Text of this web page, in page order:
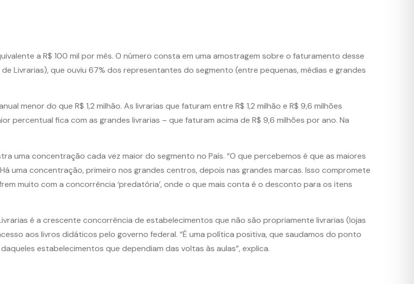
a R$ 100 mil por mês. O número consta em uma amostragem sobre o faturamento desse
Livrarias), que ouviu 67% dos representantes do segmento (entre pequenas, médias e grandes
menor do que R$ 1,2 milhão. As livrarias que faturam entre R$ 1,2 milhão e R$ 9,6 milhões
percentual fica com as grandes livrarias – que faturam acima de R$ 9,6 milhões por ano. Na
uma concentração cada vez maior do segmento no País. “O que percebemos é que as maiores
uma concentração, primeiro nos grandes centros, depois nas grandes marcas. Isso compromete
muito com a concorrência ‘predatória’, onde o que mais conta é o desconto para os itens
é a crescente concorrência de estabelecimentos que não são propriamente livrarias (lojas
aos livros didáticos pelo governo federal. “É uma política positiva, que saudamos do ponto
estabelecimentos que dependiam das voltas às aulas”, explica.